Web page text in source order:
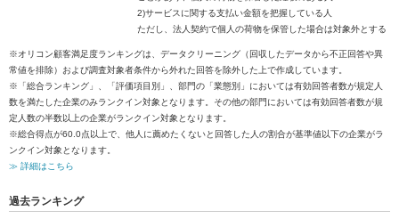
2)サービスに関する支払い金額を把握している人
ただし、法人契約で個人の荷物を保管した場合は対象外とする
※オリコン顧客満足度ランキングは、データクリーニング（回収したデータから不正回答や異
常値を排除）および調査対象者条件から外れた回答を除外した上で作成しています。
※「総合ランキング」、「評価項目別」、部門の「業態別」においては有効回答者数が規定人
数を満たした企業のみランクイン対象となります。その他の部門においては有効回答者数が規
定人数の半数以上の企業がランクイン対象となります。
※総合得点が60.0点以上で、他人に薦めたくないと回答した人の割合が基準値以下の企業がラ
ンクイン対象となります。
≫ 詳細はこちら
過去ランキング